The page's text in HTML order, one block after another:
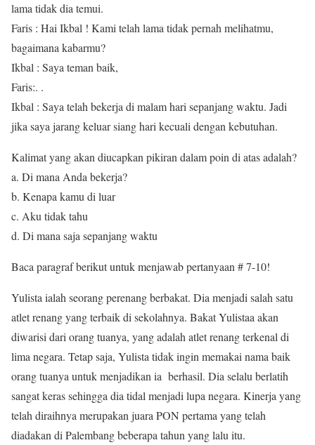
lama tidak dia temui.
Faris : Hai Ikbal ! Kami telah lama tidak pernah melihatmu,
bagaimana kabarmu?
Ikbal : Saya teman baik,
Faris:. .
Ikbal : Saya telah bekerja di malam hari sepanjang waktu. Jadi
jika saya jarang keluar siang hari kecuali dengan kebutuhan.
Kalimat yang akan diucapkan pikiran dalam poin di atas adalah?
a. Di mana Anda bekerja?
b. Kenapa kamu di luar
c. Aku tidak tahu
d. Di mana saja sepanjang waktu
Baca paragraf berikut untuk menjawab pertanyaan # 7-10!
Yulista ialah seorang perenang berbakat. Dia menjadi salah satu
atlet renang yang terbaik di sekolahnya. Bakat Yulistaa akan
diwarisi dari orang tuanya, yang adalah atlet renang terkenal di
lima negara. Tetap saja, Yulista tidak ingin memakai nama baik
orang tuanya untuk menjadikan ia berhasil. Dia selalu berlatih
sangat keras sehingga dia tidal menjadi lupa negara. Kinerja yang
telah diraihnya merupakan juara PON pertama yang telah
diadakan di Palembang beberapa tahun yang lalu itu.